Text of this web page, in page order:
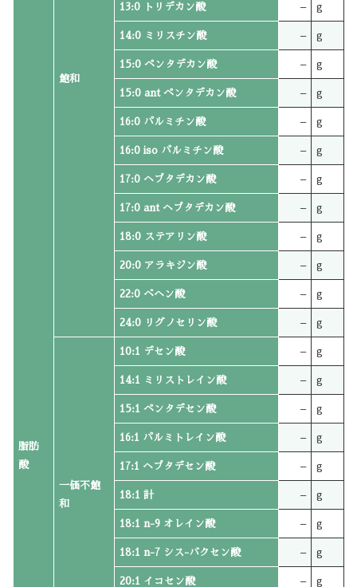
脂肪
酸
飽和
13:0 トリデカン酸 – g
14:0 ミリスチン酸 – g
15:0 ペンタデカン酸 – g
15:0 ant ペンタデカン酸 – g
16:0 パルミチン酸 – g
16:0 iso パルミチン酸 – g
17:0 ヘプタデカン酸 – g
17:0 ant ヘプタデカン酸 – g
18:0 ステアリン酸 – g
20:0 アラキジン酸 – g
22:0 ベヘン酸 – g
24:0 リグノセリン酸 – g
一価不飽
和
10:1 デセン酸 – g
14:1 ミリストレイン酸 – g
15:1 ペンタデセン酸 – g
16:1 パルミトレイン酸 – g
17:1 ヘプタデセン酸 – g
18:1 計 – g
18:1 n-9 オレイン酸 – g
18:1 n-7 シス-バクセン酸 – g
20:1 イコセン酸 – g